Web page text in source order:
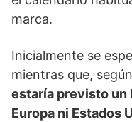
marca.
Inicialmente se
mientras que,
estaría previsto un
Europa ni Estados